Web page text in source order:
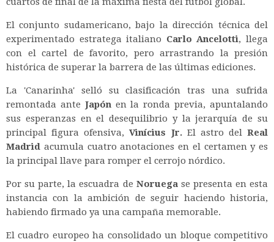
El conjunto sudamericano, bajo la dirección técnica del
experimentado estratega italiano Carlo Ancelotti, llega
con el cartel de favorito, pero arrastrando la presión
histórica de superar la barrera de las últimas ediciones.
La 'Canarinha' selló su clasificación tras una sufrida
remontada ante Japónen la ronda previa, apuntalando
sus esperanzas en el desequilibrio y la jerarquía de su
principal figura ofensiva,Vinícius Jr.El astro del Real
Madrid acumula cuatro anotaciones en el certamen y es
la principal llave para romper el cerrojo nórdico.
Por su parte, la escuadra de Noruegase presenta en esta
instancia con la ambición de seguir haciendo historia,
habiendo firmado ya una campaña memorable.
El cuadro europeo ha consolidado un bloque competitivo